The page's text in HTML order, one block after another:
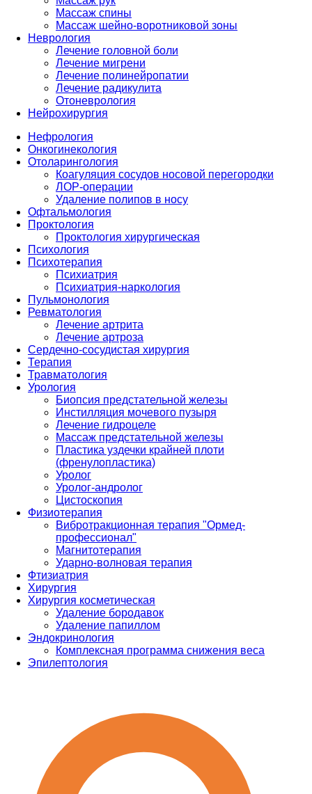
Массаж спины
Массаж шейно-воротниковой зоны
Неврология
Лечение головной боли
Лечение мигрени
Лечение полинейропатии
Лечение радикулита
Отоневрология
Нейрохирургия
Нефрология
Онкогинекология
Отоларингология
Коагуляция сосудов носовой перегородки
ЛОР-операции
Удаление полипов в носу
Офтальмология
Проктология
Проктология хирургическая
Психология
Психотерапия
Психиатрия
Психиатрия-наркология
Пульмонология
Ревматология
Лечение артрита
Лечение артроза
Сердечно-сосудистая хирургия
Терапия
Травматология
Урология
Биопсия предстательной железы
Инстилляция мочевого пузыря
Лечение гидроцеле
Массаж предстательной железы
Пластика уздечки крайней плоти
(френулопластика)
Уролог
Уролог-андролог
Цистоскопия
Физиотерапия
Вибротракционная терапия "Ормед-
профессионал"
Магнитотерапия
Ударно-волновая терапия
Фтизиатрия
Хирургия
Хирургия косметическая
Удаление бородавок
Удаление папиллом
Эндокринология
Комплексная программа снижения веса
Эпилептология